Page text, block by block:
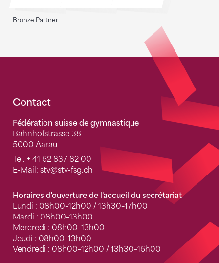
Bronze Partner
Fusszeile
Contact
Fédération suisse de gymnastique
Bahnhofstrasse 38
5000 Aarau
Tel. + 41 62 837 82 00
E-Mail: stv@stv-fsg.ch
Horaires d'ouverture de l'accueil du secrétariat
Lundi : 08h00–12h00 / 13h30–17h00
Mardi : 08h00–13h00
Mercredi : 08h00–13h00
Jeudi : 08h00–13h00
Vendredi : 08h00–12h00 / 13h30–16h00